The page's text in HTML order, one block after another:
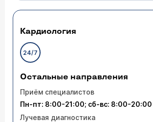
Кардиология
24/7
Остальные направления
Приём специалистов
Пн-пт: 8:00-21:00; сб-вс: 8:00-20:00
Лучевая диагностика